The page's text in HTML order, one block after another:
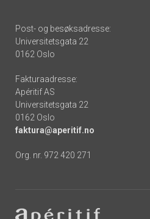
Post- og besøksadresse:
Universitetsgata 22
0162 Oslo
Fakturaadresse:
Apéritif AS
Universitetsgata 22
0162 Oslo
faktura@aperitif.no
Org. nr. 972 420 271